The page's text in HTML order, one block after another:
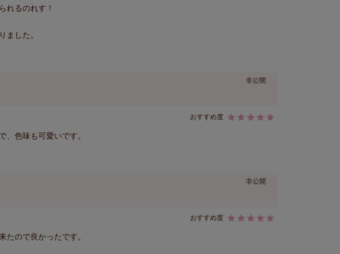
れるのれす！
ました。
非公開
非公開
たので良かったです。